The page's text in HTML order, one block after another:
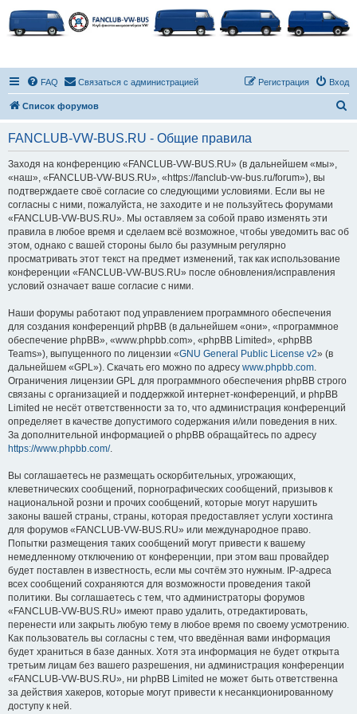
FAQ Связаться с администрацией Вход
Регистрация
Список форумов
FANCLUB-VW-BUS.RU - Общие правила
Заходя на конференцию «FANCLUB-VW-BUS.RU» (в дальнейшем «мы»,
«наш», «FANCLUB-VW-BUS.RU», «https://fanclub-vw-bus.ru/forum»), вы
подтверждаете своё согласие со следующими условиями. Если вы не
согласны с ними, пожалуйста, не заходите и не пользуйтесь форумами
«FANCLUB-VW-BUS.RU». Мы оставляем за собой право изменять эти
правила в любое время и сделаем всё возможное, чтобы уведомить вас об
этом, однако с вашей стороны было бы разумным регулярно
просматривать этот текст на предмет изменений, так как использование
конференции «FANCLUB-VW-BUS.RU» после обновления/исправления
условий означает ваше согласие с ними.
Наши форумы работают под управлением программного обеспечения
для создания конференций phpBB (в дальнейшем «они», «программное
обеспечение phpBB», «www.phpbb.com», «phpBB Limited», «phpBB
Teams»), выпущенного по лицензии «GNU General Public License v2» (в
дальнейшем «GPL»). Скачать его можно по адресу www.phpbb.com
Ограничения лицензии GPL для программного обеспечения phpBB строго
связаны с организацией и поддержкой интернет-конференций, и phpBB
Limited не несёт ответственности за то, что администрация конференций
определяет в качестве допустимого содержания и/или поведения в них.
За дополнительной информацией о phpBB обращайтесь по адресу
https://www.phpbb.com/.
Вы соглашаетесь не размещать оскорбительных, угрожающих,
клеветнических сообщений, порнографических сообщений, призывов к
национальной розни и прочих сообщений, которые могут нарушить
законы вашей страны, страны, которая предоставляет услуги хостинга
для форумов «FANCLUB-VW-BUS.RU» или международное право.
Попытки размещения таких сообщений могут привести к вашему
немедленному отключению от конференции, при этом ваш провайдер
будет поставлен в известность, если мы сочтём это нужным. IP-адреса
всех сообщений сохраняются для возможности проведения такой
политики. Вы соглашаетесь с тем, что администраторы форумов
«FANCLUB-VW-BUS.RU» имеют право удалить, отредактировать,
перенести или закрыть любую тему в любое время по своему усмотрению.
Как пользователь вы согласны с тем, что введённая вами информация
будет храниться в базе данных. Хотя эта информация не будет открыта
третьим лицам без вашего разрешения, ни администрация конференции
«FANCLUB-VW-BUS.RU», ни phpBB Limited не может быть ответственна
за действия хакеров, которые могут привести к несанкционированному
доступу к ней.